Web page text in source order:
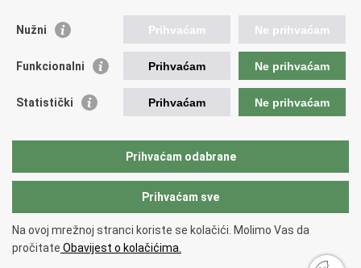
Središnja agencija za financiranje i ugovaranje
Institucije i javne ustanove u nadležnosti
Ministarstva
Agencija za ugljikovodike
Hrvatska agencija za malo gospodarstvo, inovacije i investicije
Državni zavod za mjeriteljstvo
Povratak na vrh
Copyright © 2026 Ministarstvo gospodarstva /
Izjava o pristupačnosti.
Nužni Prihvaćam Ne prihvaćam
Funkcionalni Prihvaćam Ne prihvaćam
Statistički Prihvaćam Ne prihvaćam
Prihvaćam odabrane
Prihvaćam sve
Na ovoj mrežnoj stranci koriste se kolačići. Molimo Vas da
pročitate Obavijest o kolačićima.